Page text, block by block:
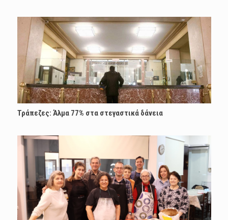
Τράπεζες: Άλμα 77% στα στεγαστικά δάνεια